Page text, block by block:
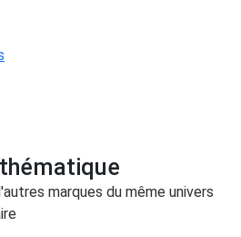
marques du même univers